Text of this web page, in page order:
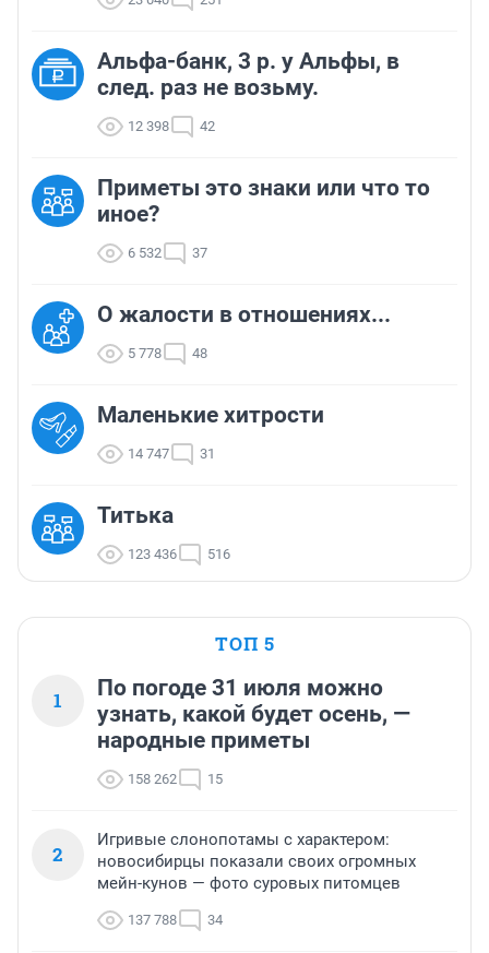
Альфа-банк, 3 р. у Альфы, в
след. раз не возьму.
12 398 42
Приметы это знаки или что то
иное?
6 532 37
О жалости в отношениях...
5 778 48
Маленькие хитрости
14 747 31
Титька
123 436 516
ТОП 5
1
По погоде 31 июля можно
узнать, какой будет осень, —
народные приметы
158 262 15
2
Игривые слонопотамы с характером:
новосибирцы показали своих огромных
мейн-кунов — фото суровых питомцев
137 788 34